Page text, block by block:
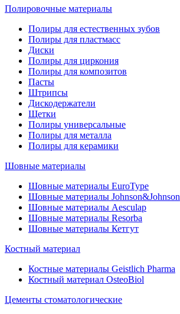
Полировочные материалы
Полиры для естественных зубов
Полиры для пластмасс
Диски
Полиры для циркония
Полиры для композитов
Пасты
Штрипсы
Дискодержатели
Щетки
Полиры универсальные
Полиры для металла
Полиры для керамики
Шовные материалы
Шовные материалы EuroType
Шовные материалы Johnson&Johnson
Шовные материалы Aesculap
Шовные материалы Resorba
Шовные материалы Кетгут
Костный материал
Костные материалы Geistlich Pharma
Костный материал OsteoBiol
Цементы стоматологические